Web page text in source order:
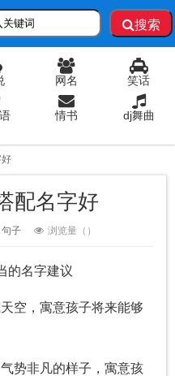
搜索
网名 笑话
情书 dj舞曲
配名字好
句子 浏览量（ ）
的名字建议
空，寓意孩子将来能够
势非凡的样子，寓意孩